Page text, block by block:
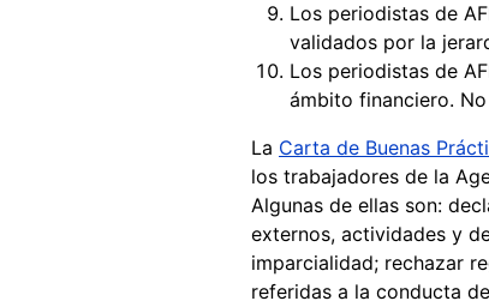
Los periodistas de
validados por la
Los periodistas de
ámbito financiero.
La Carta de Buenas
los trabajadores de la
Algunas de ellas son:
externos, actividades y
imparcialidad; rechazar
referidas a la conducta